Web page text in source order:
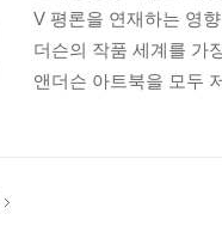
V 평론을 연재하는 영
더슨의 작품 세계를 가
앤더슨 아트북을 모두